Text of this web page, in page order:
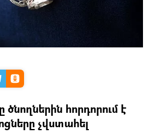
հորդորում է
չվստահել